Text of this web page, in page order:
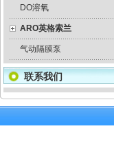
DO溶氧
ARO英格索兰
气动隔膜泵
联系我们